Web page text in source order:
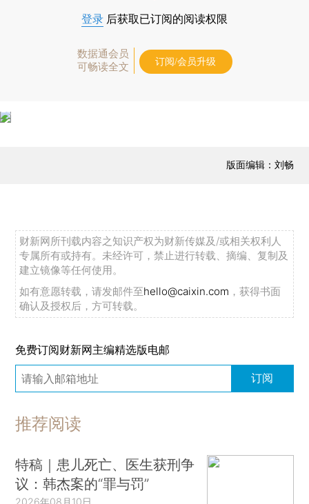
登录 后获取已订阅的阅读权限
数据通会员
可畅读全文
订阅/会员升级
版面编辑：刘畅
财新网所刊载内容之知识产权为财新传媒及/或相关权利人
专属所有或持有。未经许可，禁止进行转载、摘编、复制及
建立镜像等任何使用。
如有意愿转载，请发邮件至hello@caixin.com ，获得书面
确认及授权后，方可转载。
免费订阅财新网主编精选版电邮
订阅
推荐阅读
特稿｜患儿死亡、医生获刑争
议：韩杰案的“罪与罚”